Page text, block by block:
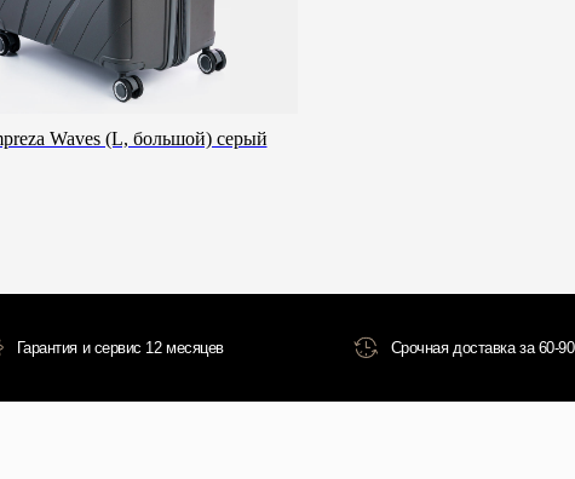
Waves (L, большой) серый